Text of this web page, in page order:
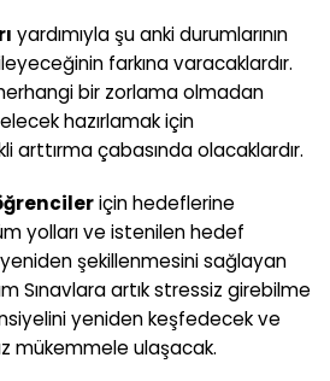
yardımıyla şu anki durumlarının
farkına varacaklardır.
bir zorlama olmadan
hazırlamak için
arttırma çabasında olacaklardır.
için hedeflerine
yolları ve istenilen hedef
şekillenmesini sağlayan
Sınavlara artık stressiz girebilme
yeniden keşfedecek ve
mükemmele ulaşacak.